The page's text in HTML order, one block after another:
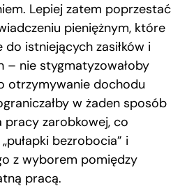
Lepiej zatem poprzestać
pieniężnym, które
istniejących zasiłków i
– nie stygmatyzowałoby
otrzymywanie dochodu
w żaden sposób
zarobkowej, co
bezrobocia” i
z wyborem pomiędzy
pracą.